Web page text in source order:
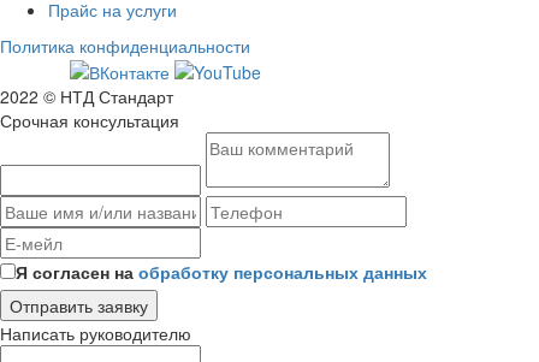
Прайс на услуги
Политика конфиденциальности
2022 © НТД Стандарт
Срочная консультация
Я согласен на обработку персональных данных
Написать руководителю